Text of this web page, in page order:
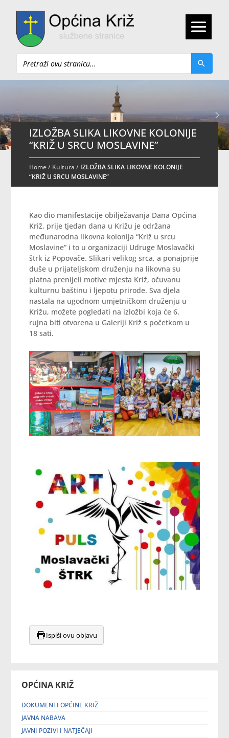
Pretraži
OPĆINA KRIŽ
DOKUMENTI OPĆINE KRIŽ
JAVNA NABAVA
JAVNI POZIVI I NATJEČAJI
IZLOŽBA SLIKA LIKOVNE KOLONIJE
“KRIŽ U SRCU MOSLAVINE”
Home/ Kultura / IZLOŽBA SLIKA LIKOVNE KOLONIJE
“KRIŽ U SRCU MOSLAVINE”
Kao dio manifestacije obilježavanja Dana Općina
Križ, prije tjedan dana u Križu je održana
međunarodna likovna kolonija “Križ u srcu
Moslavine” i to u organizaciji Udruge Moslavački
štrk iz Popovače. Slikari velikog srca, a ponajprije
duše u prijateljskom druženju na likovna su
platna prenijeli motive mjesta Križ, očuvanu
kulturnu baštinu i ljepotu prirode. Sva djela
nastala na ugodnom umjetničkom druženju u
Križu, možete pogledati na izložbi koja će 6.
rujna biti otvorena u Galeriji Križ s početkom u
18 sati.
Ispiši ovu objavu